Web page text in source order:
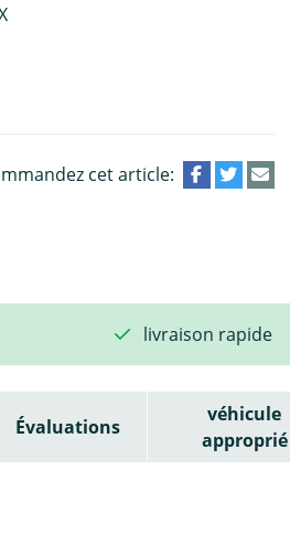
cet article:
livraison rapide
Évaluations
véhicule
approprié